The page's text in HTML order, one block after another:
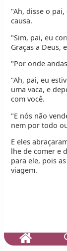
"Ah, disse o
causa.
"Sim, pai, eu
Graças a Deus,
"Por onde
"Ah, pai, eu
uma vaca, e
com você.
"E nós não
nem por todo
E eles
lhe de comer e
para ele, pois
viagem.